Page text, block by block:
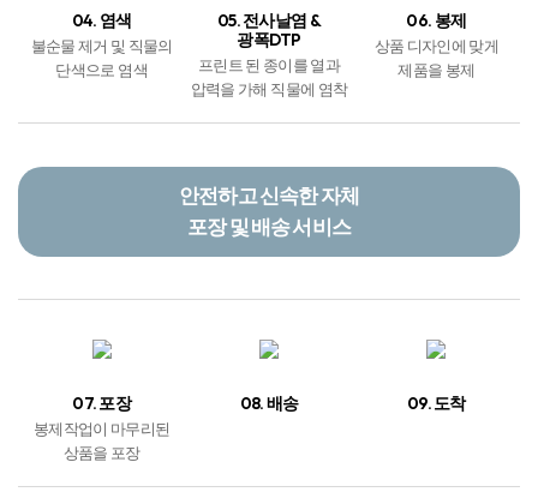
04. 염색
불순물 제거 및 직물의
단색으로 염색
05. 전사날염 &
광폭DTP
프린트 된 종이를 열과
압력을 가해 직물에 염착
06. 봉제
상품 디자인에 맞게
제품을 봉제
안전하고 신속한 자체
포장 및 배송 서비스
07. 포장
봉제작업이 마무리된
상품을 포장
08. 배송 09. 도착